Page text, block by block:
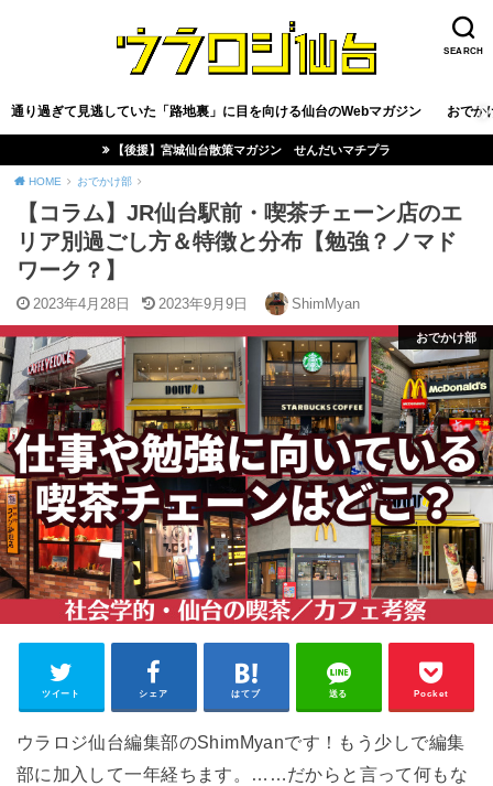
SEARCH
通り過ぎて見逃していた「路地裏」に目を向ける仙台のWebマガジン おでか
【後援】宮城仙台散策マガジン せんだいマチプラ
HOME おでかけ部
【コラム】JR仙台駅前・喫茶チェーン店のエ
リア別過ごし方＆特徴と分布【勉強？ノマド
ワーク？】
2023年4月28日 2023年9月9日 ShimMyan
おでかけ部
ツイート シェア はてブ 送る Pocket
ウラロジ仙台編集部のShimMyanです！もう少しで編集
部に加入して一年経ちます。……だからと言って何もな